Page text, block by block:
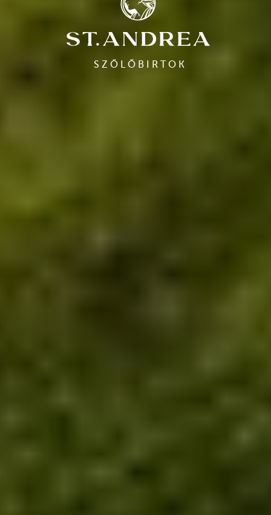
SZŐLŐBIRTOK